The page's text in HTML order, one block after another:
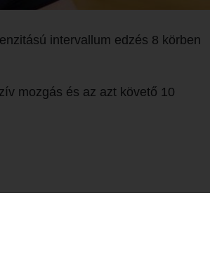
intervallum edzés 8 körben
mozgás és az azt követő 10